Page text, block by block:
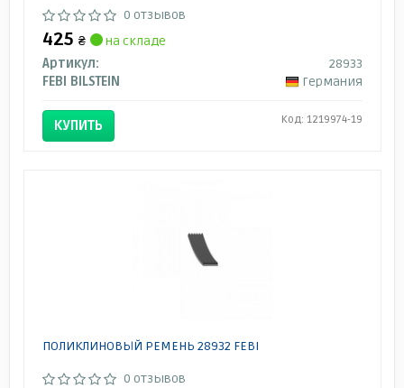
0 отзывов
425 ₴
на складе
Артикул:
28933
FEBI BILSTEIN
Германия
КУПИТЬ Код: 1219974-19
ПОЛИКЛИНОВЫЙ РЕМЕНЬ 28932 FEBI
0 отзывов